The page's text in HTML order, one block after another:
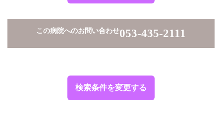
検索条件を変更する
この病院へのお問い合わせ053-435-2111